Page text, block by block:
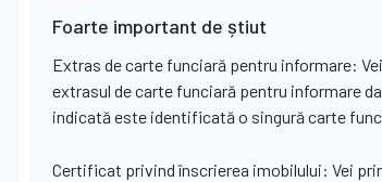
Foarte important de știut
Extras de carte funciară pentru informare:
extrasul de carte funciară pentru informare
indicată este identificată o singură carte
Certificat privind înscrierea imobilului: Vei